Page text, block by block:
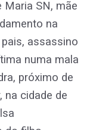
Maria SN, mãe
na
assassino
numa mala
próximo de
na cidade de